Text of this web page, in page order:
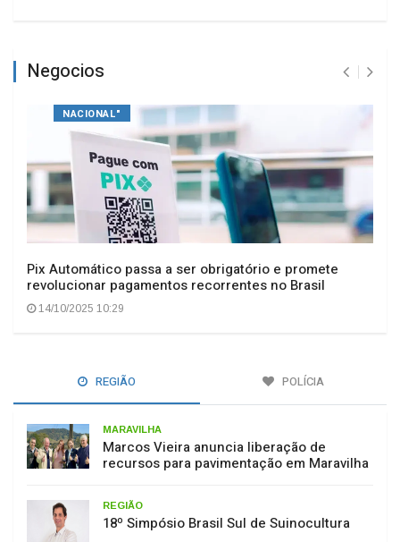
Negocios
NACIONAL"
Pix Automático passa a ser obrigatório e promete
revolucionar pagamentos recorrentes no Brasil
14/10/2025 10:29
REGIÃO POLÍCIA
MARAVILHA
Marcos Vieira anuncia liberação de
recursos para pavimentação em Maravilha
REGIÃO
18º Simpósio Brasil Sul de Suinocultura